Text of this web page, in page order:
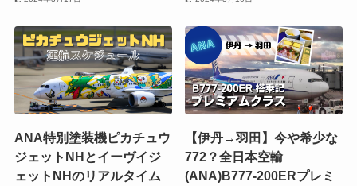
ANA特別塗装機ピカチュウ
ジェットNHとイーヴイジ
ェットNHのリアルタイム
【伊丹→羽田】今や希少な
772？全日本空輸
(ANA)B777-200ERプレミ